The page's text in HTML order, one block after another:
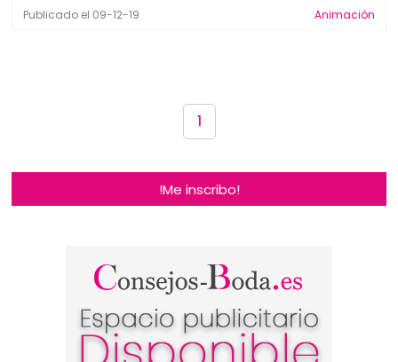
Publicado el 09-12-19 Animación
1
!Me inscribo!